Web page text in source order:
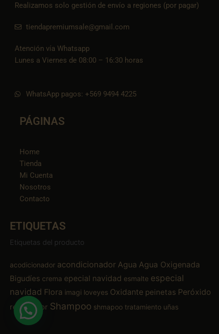
Realizamos solo gestión de envío a regiones (por pagar)
tiendapremiumsale@gmail.com
Atención vía Whatsapp
Lunes a Viernes de 08:00 – 16:30 horas
WhatsApp pagos: +569 9494 4225
PÁGINAS
Home
Tienda
Mi Cuenta
Nosotros
Contacto
ETIQUETAS
Etiquetas del producto
acodicionador acondicionador Agua Agua Oxigenada
Bigudíes crema epecial navidad esmalte especial
navidad Flora imagi loveyes Oxidante peinetas Peróxido
removedor Shampoo shmapoo tratamiento uñas